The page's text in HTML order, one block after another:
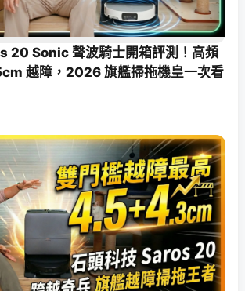
20 Sonic 聲波騎士開箱評測！高頻
越障，2026 旗艦掃拖機皇一次看